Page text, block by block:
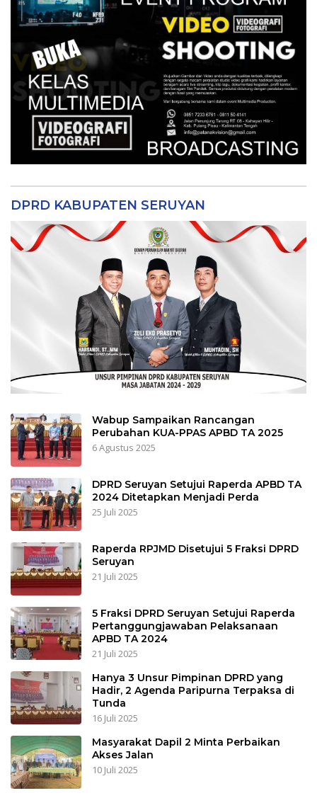
DPRD KABUPATEN SERUYAN
Wabup Sampaikan Rancangan
Perubahan KUA-PPAS APBD TA 2025
6 Agustus 2025
DPRD Seruyan Setujui Raperda APBD TA
2024 Ditetapkan Menjadi Perda
25 Juli 2025
Raperda RPJMD Disetujui 5 Fraksi DPRD
Seruyan
21 Juli 2025
5 Fraksi DPRD Seruyan Setujui Raperda
Pertanggungjawaban Pelaksanaan
APBD TA 2024
21 Juli 2025
Hanya 3 Unsur Pimpinan DPRD yang
Hadir, 2 Agenda Paripurna Terpaksa di
Tunda
16 Juli 2025
Masyarakat Dapil 2 Minta Perbaikan
Akses Jalan
10 Juli 2025